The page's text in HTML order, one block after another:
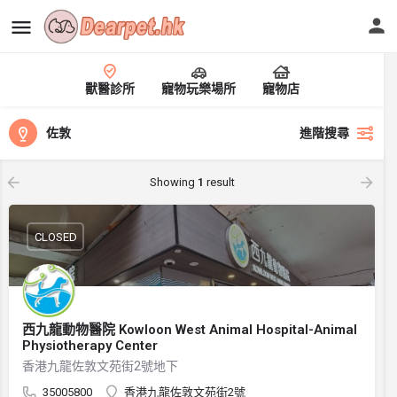
獸醫診所 寵物玩樂場所 寵物店
佐敦 進階搜尋
Showing 1 result
西九龍動物醫院 Kowloon West Animal Hospital-Animal
Physiotherapy Center
香港九龍佐敦文苑街2號地下
35005800 香港九龍佐敦文苑街2號
CLOSED